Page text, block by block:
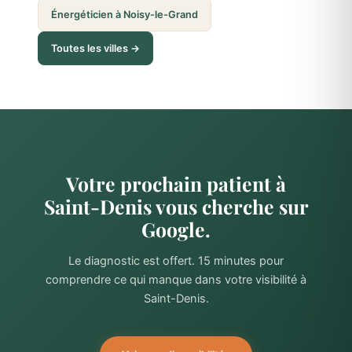
Énergéticien à Noisy-le-Grand
Toutes les villes →
Votre prochain patient à
Saint-Denis vous cherche sur
Google.
Le diagnostic est offert. 15 minutes pour
comprendre ce qui manque dans votre visibilité à
Saint-Denis.